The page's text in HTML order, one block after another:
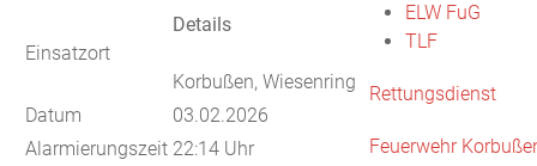
Einsatzort
Details
Korbußen, Wiesenring
Datum
03.02.2026
Alarmierungszeit 22:14 Uhr
ELW FuG
TLF
Rettungsdienst
Feuerwehr